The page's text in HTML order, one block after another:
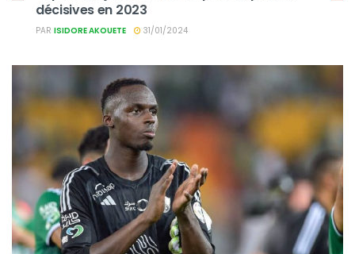
décisives en 2023
PAR ISIDORE AKOUETE 31/01/2024